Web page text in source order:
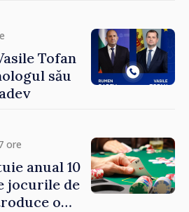
Tofan
său
ore
anual 10
jocurile de
o